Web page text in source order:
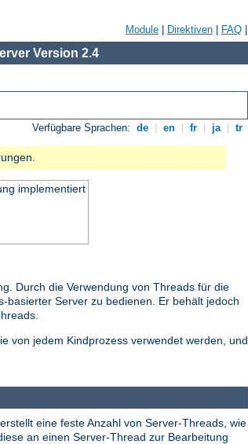
Module Direktiven FAQ
Version 2.4
Verfügbare Sprachen: de en fr ja tr
implementiert
Durch die Verwendung von Threads für die
basierter Server zu bedienen. Er behält jedoch
von jedem Kindprozess verwendet werden, und
eine feste Anzahl von Server-Threads, wie
an einen Server-Thread zur Bearbeitung